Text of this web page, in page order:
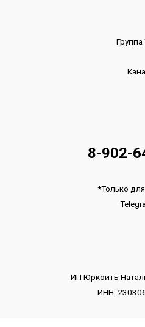
Группа
8-902-
*Только для
ИП Юркойть
ИНН: